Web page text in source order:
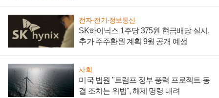
전자·전기·정보통신
SK하이닉스 1주당 375원 현금배당 실시,
추가 주주환원 계획 9월 공개 예정
사회
미국 법원 "트럼프 정부 풍력 프로젝트 동
결 조치는 위법", 해제 명령 내려